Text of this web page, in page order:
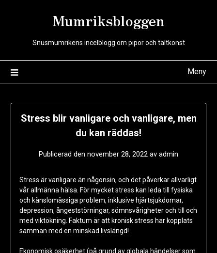
Mumriksbloggen
Snusmumrikens incelblogg om pipor och tältkonst
Meny
Stress blir vanligare och vanligare, men
du kan räddas!
Publicerad den november 28, 2022 av admin
Stress är vanligare än någonsin, och det påverkar allvarligt
vår allmänna hälsa. För mycket stress kan leda till fysiska
och känslomässiga problem, inklusive hjärtsjukdomar,
depression, ångeststörningar, sömnsvårigheter och till och
med viktökning. Faktum är att kronisk stress har kopplats
samman med en minskad livslängd!
Ekonomisk osäkerhet (på grund av globala händelser som